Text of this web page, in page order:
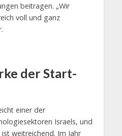
beitragen. „Wir
voll und ganz
der Start-
einer der
Israels, und
weitreichend. Im Jahr